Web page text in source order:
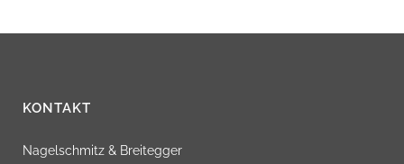
KONTAKT
Nagelschmitz & Breitegger